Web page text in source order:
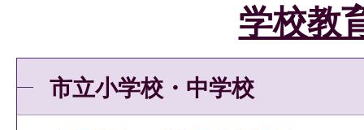
学校教
市立小学校・中学校